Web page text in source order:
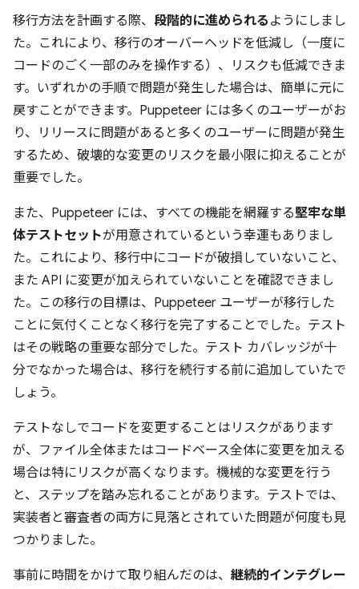
移行方法を計画する際、 段階的に進められる ようにしまし
た。これにより、移行のオーバーヘッドを低減し（一度に
コードのごく一部のみを操作する）、リスクも低減できま
す。いずれかの手順で問題が発生した場合は、簡単に元に
戻すことができます。Puppeteer には多くのユーザーがお
り、リリースに問題があると多くのユーザーに問題が発生
するため、破壊的な変更のリスクを最小限に抑えることが
重要でした。
また、Puppeteer には、すべての機能を網羅する堅牢な単
体テストセットが用意されているという幸運もありまし
た。これにより、移行中にコードが破損していないこと、
また API に変更が加えられていないことを確認できまし
た。この移行の目標は、Puppeteer ユーザーが移行した
ことに気付くことなく移行を完了することでした。テスト
はその戦略の重要な部分でした。テスト カバレッジが十
分でなかった場合は、移行を続行する前に追加していたで
しょう。
テストなしでコードを変更することはリスクがあります
が、ファイル全体またはコードベース全体に変更を加える
場合は特にリスクが高くなります。機械的な変更を行う
と、ステップを踏み忘れることがあります。テストでは、
実装者と審査者の両方に見落とされていた問題が何度も見
つかりました。
事前に時間をかけて取り組んだのは、 継続的インテグレー